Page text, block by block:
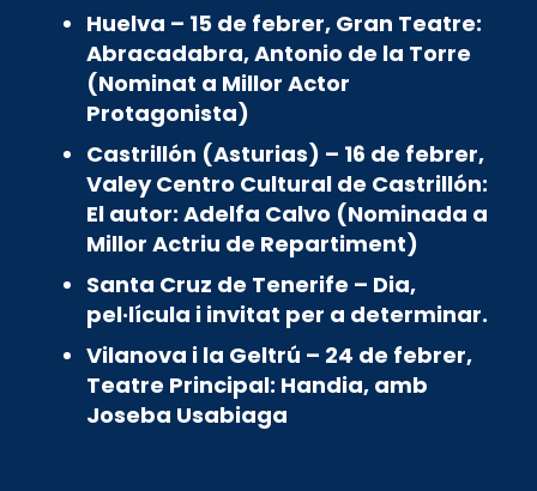
Huelva – 15 de febrer, Gran Teatre:
Abracadabra, Antonio de la Torre
(Nominat a Millor Actor
Protagonista)
Castrillón (Asturias) – 16 de febrer,
Valey Centro Cultural de Castrillón:
El autor: Adelfa Calvo (Nominada a
Millor Actriu de Repartiment)
Santa Cruz de Tenerife – Dia,
pel·lícula i invitat per a determinar.
Vilanova i la Geltrú – 24 de febrer,
Teatre Principal: Handia, amb
Joseba Usabiaga